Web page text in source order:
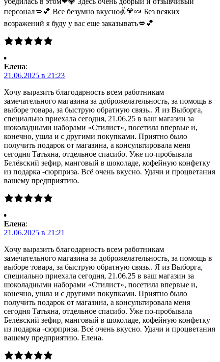
персонал💋💕 Все безумно вкусно✌🍭🍬 Без всяких
возражений я буду у вас еще заказывать💋💕
Елена:
21.06.2025 в 21:23
Хочу выразить благодарность всем работникам
замечательного магазина за доброжелательность, за помощь в
выборе товара, за быструю обратную связь.. Я из Выборга,
специально приехала сегодня, 21.06.25 в ваш магазин за
шоколадными наборами «Стилист», посетила впервые и,
конечно, ушла и с другими покупками. Приятно было
получить подарок от магазина, а консультировала меня
сегодня Татьяна, отдельное спасибо. Уже по-пробывала
Белёвский зефир, манговый в шоколаде, кофейную конфетку
из подарка -сюрприза. Всё очень вкусно. Удачи и процветания
вашему предприятию.
Елена:
21.06.2025 в 21:21
Хочу выразить благодарность всем работникам
замечательного магазина за доброжелательность, за помощь в
выборе товара, за быструю обратную связь.. Я из Выборга,
специально приехала сегодня, 21.06.25 в ваш магазин за
шоколадными наборами «Стилист», посетила впервые и,
конечно, ушла и с другими покупками. Приятно было
получить подарок от магазина, а консультировала меня
сегодня Татьяна, отдельное спасибо. Уже по-пробывала
Белёвский зефир, манговый в шоколаде, кофейную конфетку
из подарка -сюрприза. Всё очень вкусно. Удачи и процветания
вашему предприятию. Елена.